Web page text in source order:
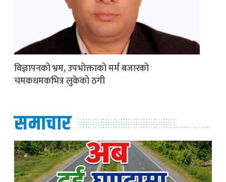
विज्ञापनको भ्रम, उपभोक्ताको मर्म बजारको
चमकधमकभित्र लुकेको ठगी
समाचार